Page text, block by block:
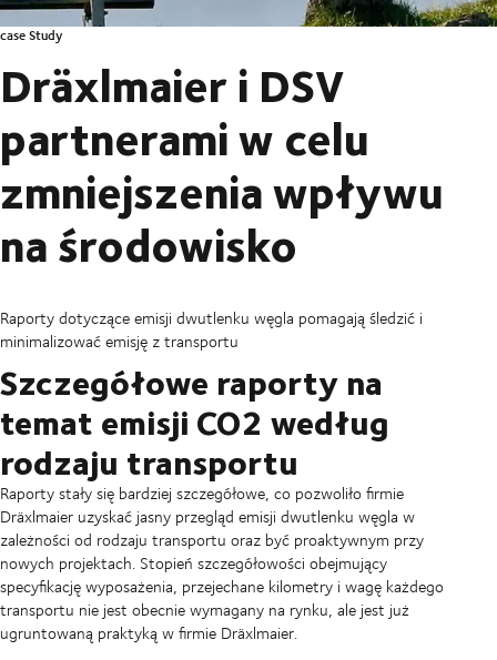
case Study
Dräxlmaier i DSV
partnerami w celu
zmniejszenia wpływu
na środowisko
Raporty dotyczące emisji dwutlenku węgla pomagają śledzić i
minimalizować emisję z transportu
Szczegółowe raporty na
temat emisji CO2 według
rodzaju transportu
Raporty stały się bardziej szczegółowe, co pozwoliło firmie
Dräxlmaier uzyskać jasny przegląd emisji dwutlenku węgla w
zależności od rodzaju transportu oraz być proaktywnym przy
nowych projektach. Stopień szczegółowości obejmujący
specyfikację wyposażenia, przejechane kilometry i wagę każdego
transportu nie jest obecnie wymagany na rynku, ale jest już
ugruntowaną praktyką w firmie Dräxlmaier.